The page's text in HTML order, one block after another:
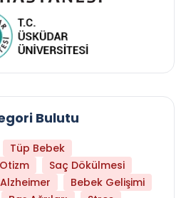
Bulutu
Tüp Bebek
Otizm
Saç Dökülmesi
Alzheimer
Bebek Gelişimi